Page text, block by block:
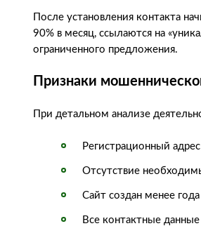
После установления контакта
90% в месяц, ссылаются на
ограниченного предложения.
Признаки
При детальном анализе
Регистрационный
Отсутствие
Сайт создан менее года
Все контактные